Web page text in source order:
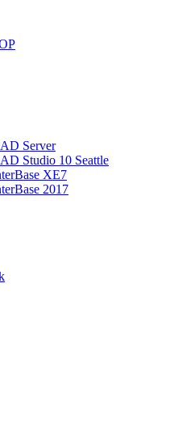
Server
Studio 10 Seattle
XE7
2017